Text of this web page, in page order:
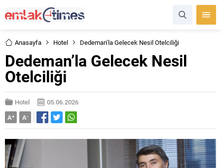
Anasayfa Hotel Dedeman’la Gelecek Nesil Otelciliği
Dedeman’la Gelecek Nesil
Otelciliği
Hotel
05.06.2026
A+ A-